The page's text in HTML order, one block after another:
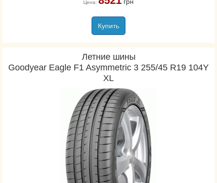
Цена:
Купить
Летние шины
Goodyear Eagle F1 Asymmetric 3 255/45 R19 104Y
XL